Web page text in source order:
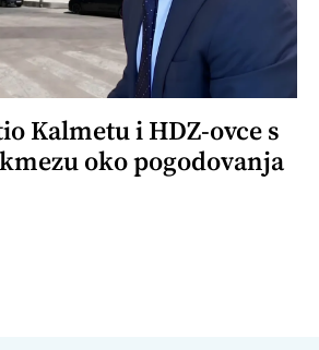
Kalmetu i HDZ-ovce s
oko pogodovanja